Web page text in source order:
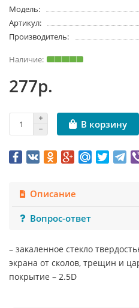
Модель:
Артикул:
Производитель:
277р.
В корзину
Описание
Вопрос-ответ
– закаленное стекло
экрана от сколов, трещин и
покрытие – 2.5D